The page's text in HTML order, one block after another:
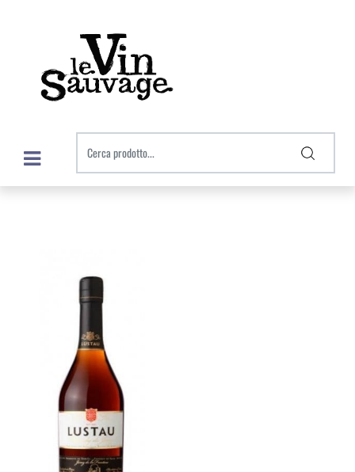
Open menu